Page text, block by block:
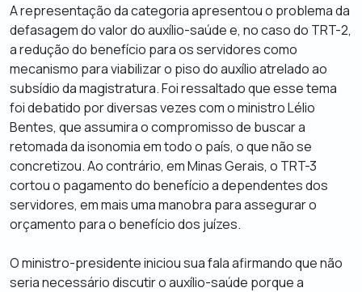
A representação da categoria apresentou o problema da
defasagem do valor do auxílio-saúde e, no caso do TRT-2,
a redução do benefício para os servidores como
mecanismo para viabilizar o piso do auxílio atrelado ao
subsídio da magistratura. Foi ressaltado que esse tema
foi debatido por diversas vezes com o ministro Lélio
Bentes, que assumira o compromisso de buscar a
retomada da isonomia em todo o país, o que não se
concretizou. Ao contrário, em Minas Gerais, o TRT-3
cortou o pagamento do benefício a dependentes dos
servidores, em mais uma manobra para assegurar o
orçamento para o benefício dos juízes.
O ministro-presidente iniciou sua fala afirmando que não
seria necessário discutir o auxílio-saúde porque a